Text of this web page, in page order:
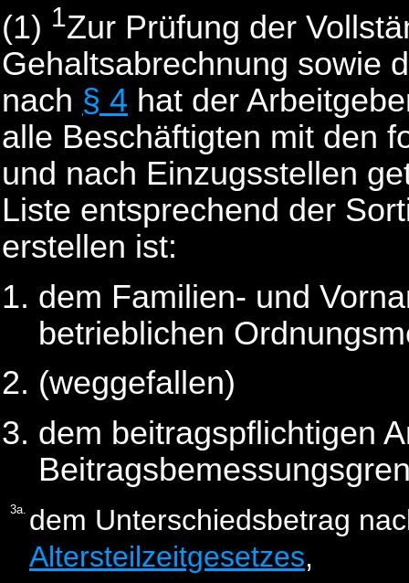
(1) 1Zur Prüfung der
Gehaltsabrechnung sowie
nach § 4 hat der
alle Beschäftigten mit den
und nach Einzugsstellen
Liste entsprechend der
erstellen ist:
dem Familien- und
betrieblichen
(weggefallen)
dem beitragspflichtigen
3a. dem Unterschiedsbetrag
Altersteilzeitgesetzes,